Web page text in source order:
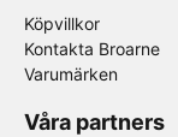
Köpvillkor
Kontakta Broarne
Varumärken
Våra partners